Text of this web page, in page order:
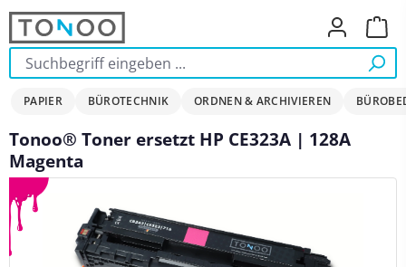
Zum Hauptinhalt springen
PAPIER BÜROTECHNIK ORDNEN & ARCHIVIEREN
Tonoo® Toner ersetzt HP CE323A | 128A
Magenta
Bildergalerie überspringen